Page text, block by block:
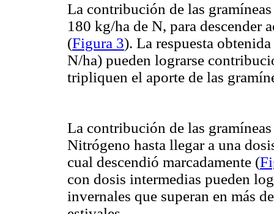
La contribución de las
180 kg/ha de N, para descender
(Figura 3). La respuesta
N/ha) pueden lograrse
tripliquen el aporte de las
La contribución de las
Nitrógeno hasta llegar a una
cual descendió marcadamente (
con dosis intermedias pueden
invernales que superan en más